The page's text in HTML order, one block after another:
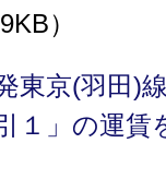
）
東京(羽田)
１」の運賃